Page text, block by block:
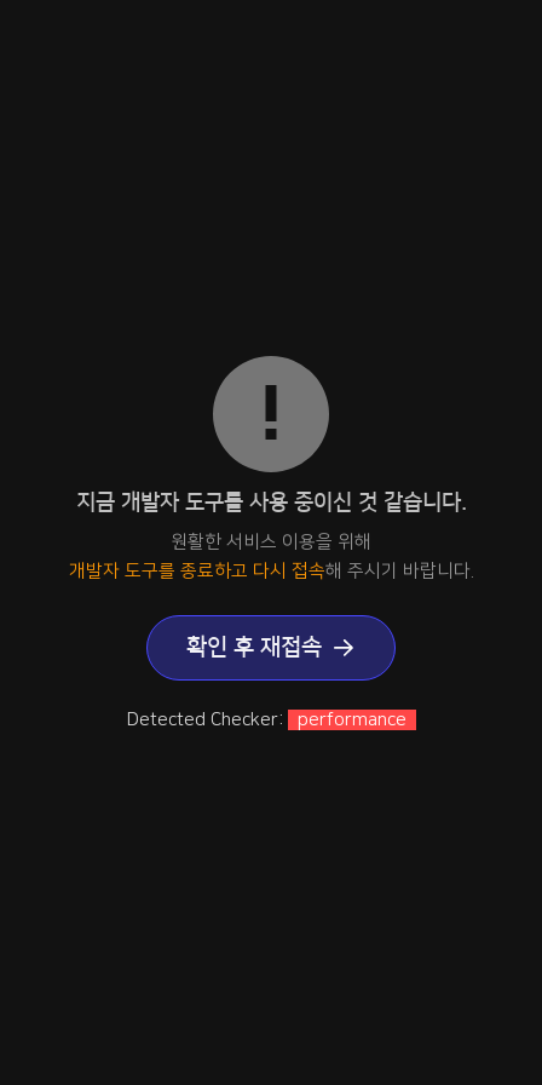
지금 개발자 도구를 사용 중이신 것 같습니다.
원활한 서비스 이용을 위해
개발자 도구를 종료하고 다시 접속해 주시기 바랍니다.
확인 후 재접속
Detected Checker: performance